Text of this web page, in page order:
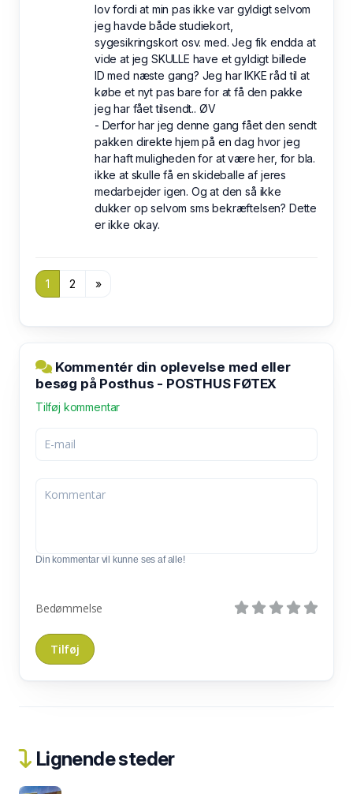
lov fordi at min pas ikke var gyldigt selvom
jeg havde både studiekort,
sygesikringskort osv. med. Jeg fik endda at
vide at jeg SKULLE have et gyldigt billede
ID med næste gang? Jeg har IKKE råd til at
købe et nyt pas bare for at få den pakke
jeg har fået tilsendt.. ØV
- Derfor har jeg denne gang fået den sendt
pakken direkte hjem på en dag hvor jeg
har haft muligheden for at være her, for bla.
ikke at skulle få en skideballe af jeres
medarbejder igen. Og at den så ikke
dukker op selvom sms bekræftelsen? Dette
er ikke okay.
1 2 »
Kommentér din oplevelse med eller
besøg på Posthus - POSTHUS FØTEX
Tilføj kommentar
Din kommentar vil kunne ses af alle!
Bedømmelse
Lignende steder